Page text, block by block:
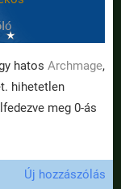
hatos Archmage,
hihetetlen
meg 0-ás
Új hozzászólás